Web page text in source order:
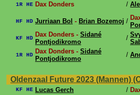
1R HE Dax Donders /
HF HD Jurriaan Bol - Brian Bozemoj /
KF HD Dax Donders - Sidané
Pontjodikromo
/
1R HD Dax Donders - Sidané
Pontjodikromo
/
Oldenzaal Future 2023 (Mannen)
KF HE Lucas Gerch /